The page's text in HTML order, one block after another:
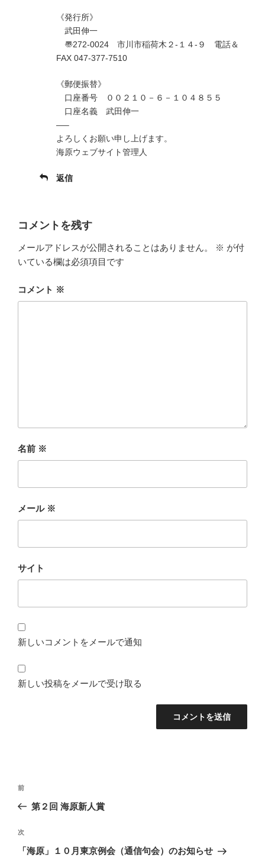
《発行所》
武田伸一
〠272-0024 市川市稲荷木２-１４-９ 電話＆
FAX 047-377-7510
《郵便振替》
口座番号 ００２１０－６－１０４８５５
口座名義 武田伸一
—–
よろしくお願い申し上げます。
海原ウェブサイト管理人
返信
コメントを残す
メールアドレスが公開されることはありません。 ※ が付
いている欄は必須項目です
コメント ※
名前 ※
メール ※
サイト
新しいコメントをメールで通知
新しい投稿をメールで受け取る
投
ナ
ビ
ゲ
前
の
稿
前
第２回 海原新人賞
次
の
次
「海原」１０月東京例会（通信句会）のお知らせ